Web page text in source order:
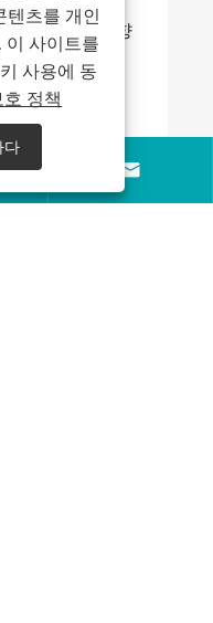
전 효율성을 향

텐츠를 개인
이 사이트를
사용에 동
정책
다